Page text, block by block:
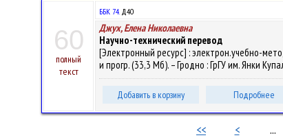
60
полный
текст
ББК 74.Д40
Джух, Елена Николаевна
Научно-технический перевод
[Электронный ресурс] : электрон.учебно-
и прогр. (33,3 Мб). – Гродно : ГрГУ им. Янки
Добавить в корзину Подробнее
<< < ...